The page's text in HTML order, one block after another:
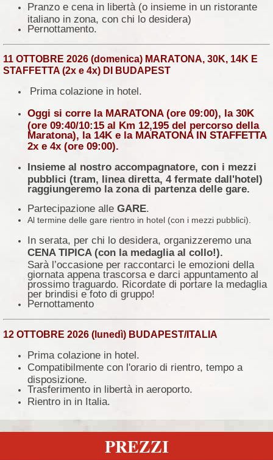
Pranzo e cena in libertà (o insieme in un ristorante
italiano in zona, con chi lo desidera)
Pernottamento.
11 OTTOBRE 2026 (domenica) MARATONA, 30K, 14K E
STAFFETTA (2x e 4x) DI BUDAPEST
Prima colazione in hotel.
Oggi si corre la MARATONA (ore 09:00), la 30K
(ore 09:40/10:15 al Km 12,195 del percorso della
Maratona), la 14K e la MARATONA IN STAFFETTA
2x e 4x (ore 09:00).
Insieme al nostro accompagnatore, con i mezzi
pubblici (tram, linea diretta, 4 fermate dall'hotel)
raggiungeremo la zona di partenza delle gare.
Partecipazione alle GARE.
Al termine delle gare rientro in hotel (con i mezzi pubblici).
In serata, per chi lo desidera, organizzeremo una
CENA TIPICA (con la medaglia al collo!).
Sarà l’occasione per raccontarci le emozioni della
giornata appena trascorsa e darci appuntamento al
prossimo traguardo. Ricordate di portare la medaglia
per brindisi e foto di gruppo!
Pernottamento
12 OTTOBRE 2026 (lunedì) BUDAPEST/ITALIA
Prima colazione in hotel.
Compatibilmente con l'orario di rientro, tempo a
disposizione.
Trasferimento in libertà in aeroporto.
Rientro in in Italia.
PREZZI